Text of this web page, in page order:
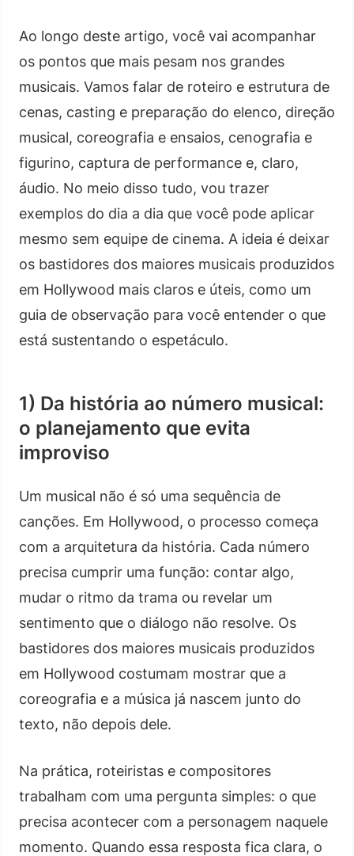
Ao longo deste artigo, você vai acompanhar
os pontos que mais pesam nos grandes
musicais. Vamos falar de roteiro e estrutura de
cenas, casting e preparação do elenco, direção
musical, coreografia e ensaios, cenografia e
figurino, captura de performance e, claro,
áudio. No meio disso tudo, vou trazer
exemplos do dia a dia que você pode aplicar
mesmo sem equipe de cinema. A ideia é deixar
os bastidores dos maiores musicais produzidos
em Hollywood mais claros e úteis, como um
guia de observação para você entender o que
está sustentando o espetáculo.
1) Da história ao número musical:
o planejamento que evita
improviso
Um musical não é só uma sequência de
canções. Em Hollywood, o processo começa
com a arquitetura da história. Cada número
precisa cumprir uma função: contar algo,
mudar o ritmo da trama ou revelar um
sentimento que o diálogo não resolve. Os
bastidores dos maiores musicais produzidos
em Hollywood costumam mostrar que a
coreografia e a música já nascem junto do
texto, não depois dele.
Na prática, roteiristas e compositores
trabalham com uma pergunta simples: o que
precisa acontecer com a personagem naquele
momento. Quando essa resposta fica clara, o